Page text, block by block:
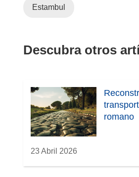
u
a
v
e
n
t
a
Estambul
Descubra otros
romano
23 Abril 2026